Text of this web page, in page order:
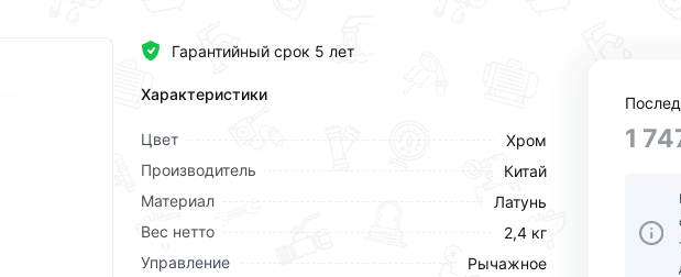
Гарантийный срок 5 лет
Характеристики
Цвет
Хром
Производитель
Китай
Материал
Латунь
Вес нетто
2,4 кг
Управление
Рычажное
1